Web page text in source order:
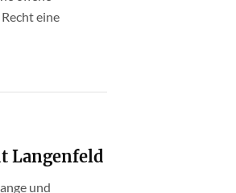
eine
Langenfeld
und